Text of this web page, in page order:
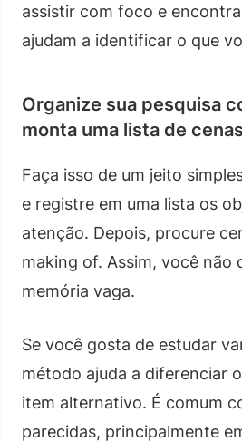
assistir com foco e
ajudam a identificar o que
Organize sua pesquisa
monta uma lista de
Faça isso de um jeito
e registre em uma lista os
atenção. Depois, procure
making of. Assim, você não
memória vaga.
Se você gosta de estudar
método ajuda a diferenciar
item alternativo. É comum
parecidas, principalmente